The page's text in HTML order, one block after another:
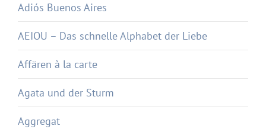
Adiós Buenos Aires
AEIOU – Das schnelle Alphabet der Liebe
Affären à la carte
Agata und der Sturm
Aggregat